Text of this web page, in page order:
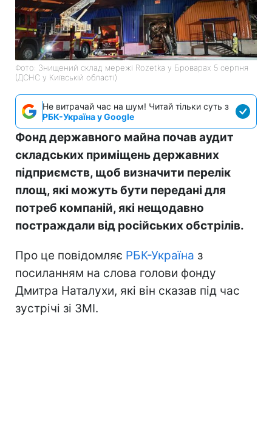
Фото: Знищений склад мережі Rozetka у Броварах 5 серпня
(ДСНС у Київській області)
Не витрачай час на шум! Читай тільки суть з
РБК-Україна у Google
Фонд державного майна почав аудит
складських приміщень державних
підприємств, щоб визначити перелік
площ, які можуть бути передані для
потреб компаній, які нещодавно
постраждали від російських обстрілів.
Про це повідомляє РБК-Україна з
посиланням на слова голови фонду
Дмитра Наталухи, які він сказав під час
зустрічі зі ЗМІ.